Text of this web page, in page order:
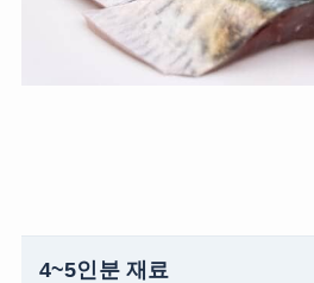
4~5인분 재료